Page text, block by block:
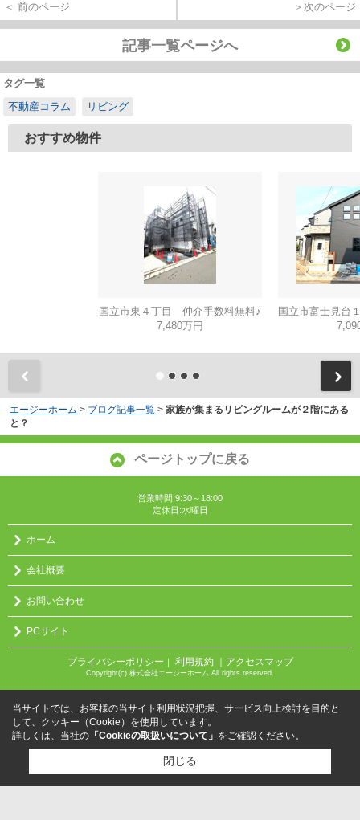
＜ 前のページ ＞次のページ
記事一覧ページへ
タグ一覧
不動産コラム
リビング
おすすめ物件
国立市東４丁目 仲介手数料無料♪
7,480万円
エージーホーム > ブログ記事一覧 > 家族が集まるリビングルームが２階にある
と？
ページトップに戻る
営業時間:9:30～18:00
定休日:水曜日
ホーム
会社概要
お問い合わせ
PCサイト
プライバシーポリシー 利用規約 ｜アクセスマップ
Copyright(c) 株式会社エージーホーム All rights reserved.
当サイトでは、お客様の当サイト利用状況把握、サービス向上検討を目的と
して、クッキー（Cookie）を使用しています。
詳しくは、当社の 「Cookieの取扱いについて」 をご確認ください。
閉じる